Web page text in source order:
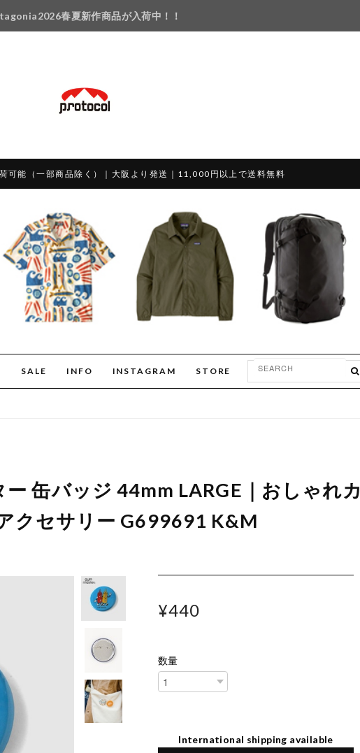
春夏新作商品が入荷中！！
可能（一部商品除く）｜大阪より発送｜11,000円以上で送料無料
SALE INFO INSTAGRAM STORE
缶バッジ 44mm LARGE｜おしゃれカ
クセサリー G699691 K&M
¥440
数量
International shipping available